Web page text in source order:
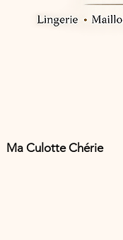
Ma Culotte Chérie